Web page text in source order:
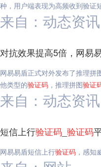
种，用户端表现为高频收到验证
来自：动态资讯
对抗效果提高5倍，网易
网易易盾正式对外发布了推理拼
他类型的验证码 ，推理拼图验证
来自：动态资讯
短信上行验证码 验证码
网易易盾短信上行验证码 ，感